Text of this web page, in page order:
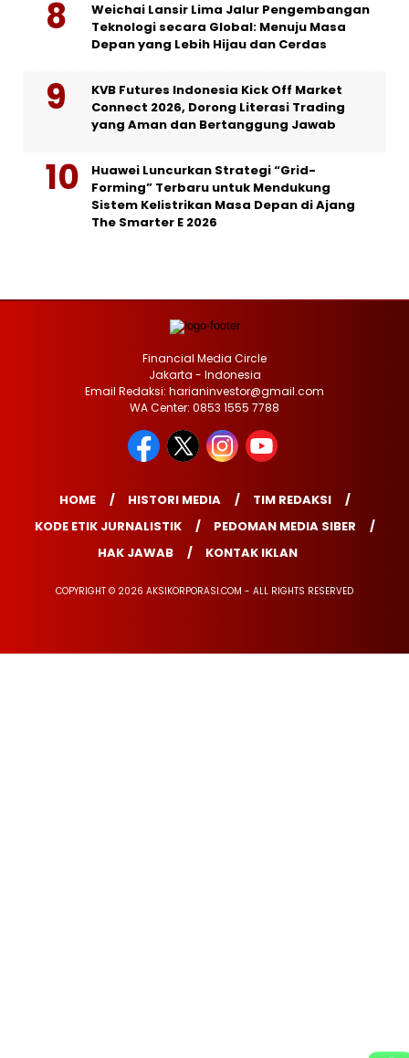
Weichai Lansir Lima Jalur Pengembangan
Teknologi secara Global: Menuju Masa
Depan yang Lebih Hijau dan Cerdas
KVB Futures Indonesia Kick Off Market
Connect 2026, Dorong Literasi Trading
yang Aman dan Bertanggung Jawab
Huawei Luncurkan Strategi “Grid-
Forming” Terbaru untuk Mendukung
Sistem Kelistrikan Masa Depan di Ajang
The Smarter E 2026
Financial Media Circle
Jakarta - Indonesia
Email Redaksi: harianinvestor@gmail.com
WA Center: 0853 1555 7788
HOME HISTORI MEDIA
TIM REDAKSI
KODE ETIK JURNALISTIK
PEDOMAN MEDIA SIBER
HAK JAWAB
KONTAK IKLAN
COPYRIGHT © 2026 AKSIKORPORASI.COM - ALL RIGHTS RESERVED